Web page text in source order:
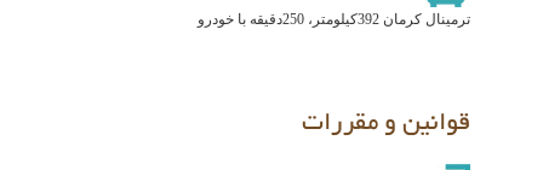
ترمینال کرمان 392کیلومتر، 250دقیقه با خودرو
قوانین و مقررات